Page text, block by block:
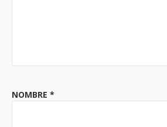
NOMBRE *